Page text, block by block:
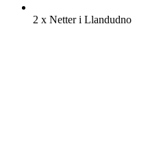
2 x Netter i Llandudno